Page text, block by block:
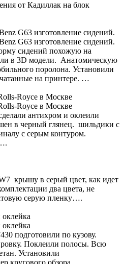
от Кадиллак на блок
G63 изготовление сидений.
G63 изготовление сидений.
сидений похожую на
в 3D модели. Анатомическую
поролона. Установили
на принтере. …
Royce в Москве
Royce в Москве
антихром и оклеили
в черный глянец. шильдики с
с серым контуром.
крышу в серый цвет, как идет
два цвета, не
серую пленку….
подготовили по кузову.
Поклеили полосы. Всю
Установили